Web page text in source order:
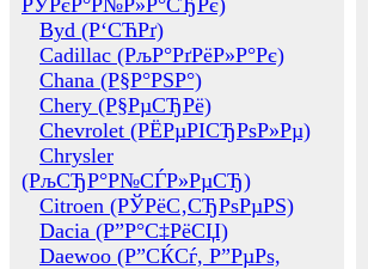
РЎРєР°Р№Р»Р°СЂРє)
Byd (Р‘СЋРґ)
Cadillac (РљР°РґРёР»Р°Рє)
Chana (Р§Р°РЅР°)
Chery (Р§РµСЂРё)
Chevrolet (РЁРµРІСЂРѕР»Рµ)
Chrysler
(РљСЂР°Р№СЃР»РµСЂ)
Citroen (РЎРёС‚СЂРѕРµРЅ)
Dacia (Р”Р°С‡РёСЏ)
Daewoo (Р”СЌСѓ, Р”РµРѕ,